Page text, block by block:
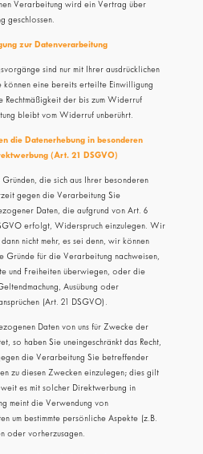
Verarbeitung wird ein Vertrag über
geschlossen.
zur Datenverarbeitung
sind nur mit Ihrer ausdrücklichen
können eine bereits erteilte Einwilligung
Rechtmäßigkeit der bis zum Widerruf
bleibt vom Widerruf unberührt.
die Datenerhebung in besonderen
(Art. 21 DSGVO)
Gründen, die sich aus Ihrer besonderen
gegen die Verarbeitung Sie
Daten, die aufgrund von Art. 6
erfolgt, Widerspruch einzulegen. Wir
nicht mehr, es sei denn, wir können
Gründe für die Verarbeitung nachweisen,
und Freiheiten überwiegen, oder die
Ausübung oder
(Art. 21 DSGVO).
Daten von uns für Zwecke der
so haben Sie uneingeschränkt das Recht,
die Verarbeitung Sie betreffender
zu diesen Zwecken einzulegen; dies gilt
es mit solcher Direktwerbung in
meint die Verwendung von
um bestimmte persönliche Aspekte (z.B.
oder vorherzusagen.